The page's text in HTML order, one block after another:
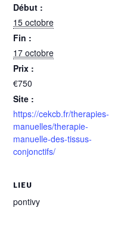
Début :
15 octobre
Fin :
17 octobre
Prix :
€750
Site :
https://cekcb.fr/therapies-
manuelles/therapie-
manuelle-des-tissus-
conjonctifs/
LIEU
pontivy